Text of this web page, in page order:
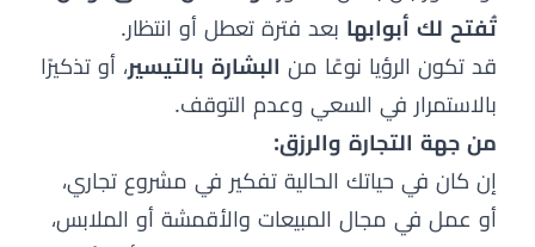
تُفتح لك أبوابها بعد فترة تعطل أو انتظار.
قد تكون الرؤيا نوعًا من البشارة بالتيسير، أو تذكيرًا
بالاستمرار في السعي وعدم التوقف.
من جهة التجارة والرزق:
إن كان في حياتك الحالية تفكير في مشروع تجاري،
أو عمل في مجال المبيعات والأقمشة أو الملابس،